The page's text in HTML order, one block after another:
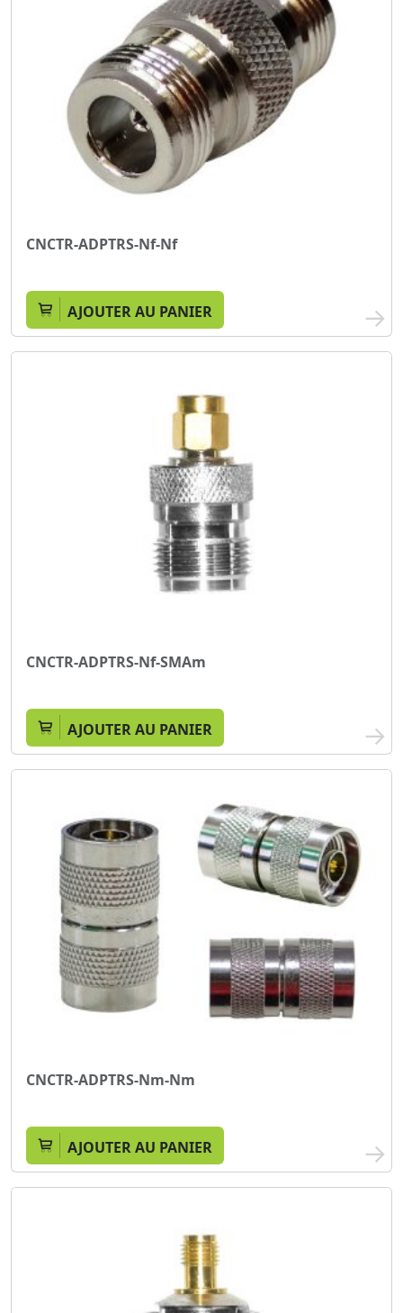
CNCTR-ADPTRS-Nf-Nf
AJOUTER AU PANIER
CNCTR-ADPTRS-Nf-SMAm
AJOUTER AU PANIER
CNCTR-ADPTRS-Nm-Nm
AJOUTER AU PANIER